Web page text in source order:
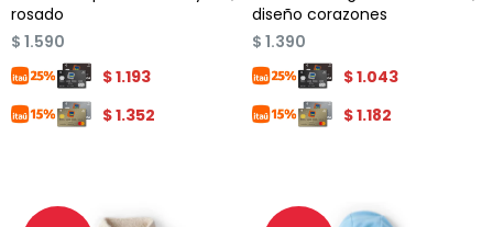
rosado
$ 1.590
$1.193
$1.352
diseño corazones
$ 1.390
$1.043
$1.182